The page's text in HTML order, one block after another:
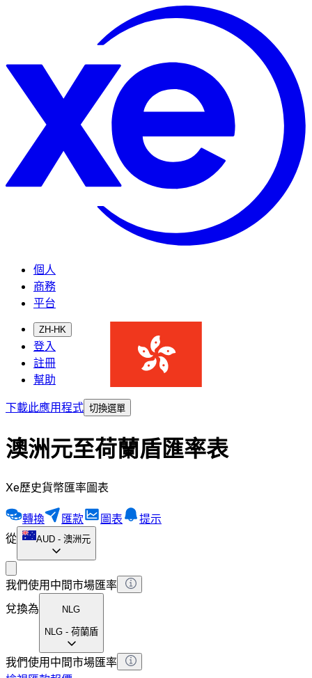
個人
商務
平台
ZH-HK
登入
註冊
幫助
下載此應用程式 切換選單
澳洲元至荷蘭盾匯率表
Xe歷史貨幣匯率圖表
轉換 匯款 圖表
提示
從
AUD - 澳洲元
我們使用中間市場匯率
兌換為
NLG
NLG - 荷蘭盾
我們使用中間市場匯率